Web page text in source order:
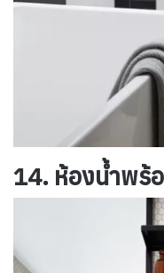
14. ห้องน้ำพร้